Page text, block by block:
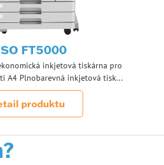
FT5000
inkjetová tiskárna pro
A4 Plnobarevná inkjetová tisk...
produktu